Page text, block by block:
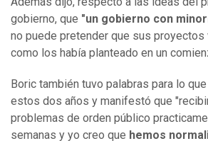
gobierno, que "un gobierno con
no puede pretender que sus proyectos
como los había planteado en un
Boric también tuvo palabras para lo
estos dos años y manifestó que
problemas de orden público
semanas y yo creo que hemos